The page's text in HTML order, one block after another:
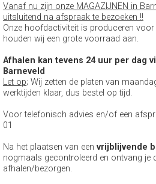
Vanaf nu zijn onze MAGAZIJNEN in
uitsluitend na afspraak te bezoeken !!
Onze hoofdactiviteit is produceren
houden wij een grote voorraad aan.
Afhalen kan tevens 24 uur per dag
Barneveld
Let op; Wij zetten de platen van
werktijden klaar, dus bestel op tijd.
Voor telefonisch advies en/of een
01
Na het plaatsen van een vrijblijvende
nogmaals gecontroleerd en ontvang je
afhalen/bezorgen.